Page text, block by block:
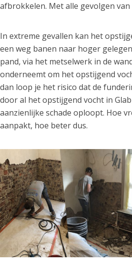
afbrokkelen. Met alle gevolgen van
In extreme gevallen kan het
een weg banen naar hoger
pand, via het metselwerk in de
onderneemt om het opstijgend
dan loop je het risico dat de
door al het opstijgend vocht in
aanzienlijke schade oploopt. Hoe
aanpakt, hoe beter dus.